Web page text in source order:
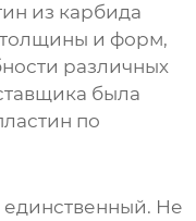
из карбида
и форм,
различных
была
по
Не